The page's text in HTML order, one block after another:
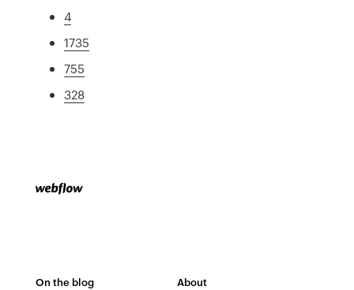
4
1735
755
328
On the blog About